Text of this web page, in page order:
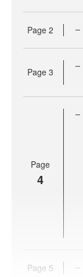
Page 2
Page 3
Page
4
Page 5